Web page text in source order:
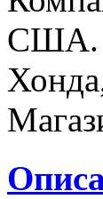
США.